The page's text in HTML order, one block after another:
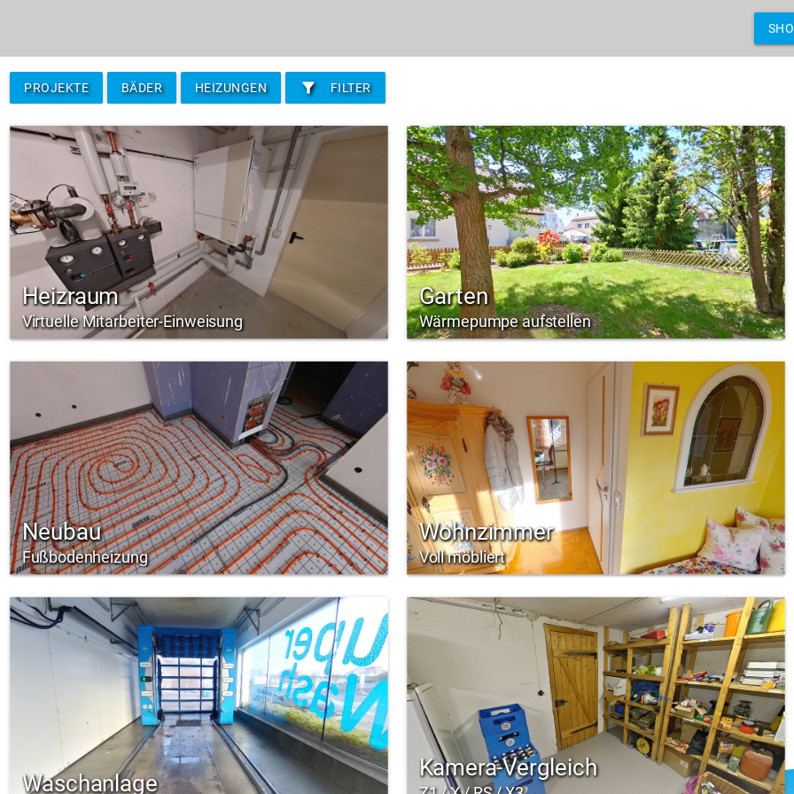
PROJEKTE BÄDER HEIZUNGEN filter_alt FILTER
Heizraum
Virtuelle Mitarbeiter-Einweisung
Garten
Wärmepumpe aufstellen
Neubau
Fußbodenheizung
Wohnzimmer
Voll möbliert
Waschanlage
Kamera-Vergleich